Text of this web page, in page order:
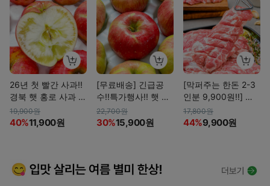
26년 첫 빨간 사과!!
경북 햇 홍로 사과 2.
5kg/5kg
19,900원
40%11,900원
[무료배송] 긴급공
수!!특가행사!! 햇 홍
로사과 3kg/4kg (가
정용)
22,700원
30%15,900원
[막퍼주는 한돈 2-3
인분 9,900원!!] 도
깨비도 홀리는!! 한돈
냉장 도깨비살
17,800원
44%9,900원